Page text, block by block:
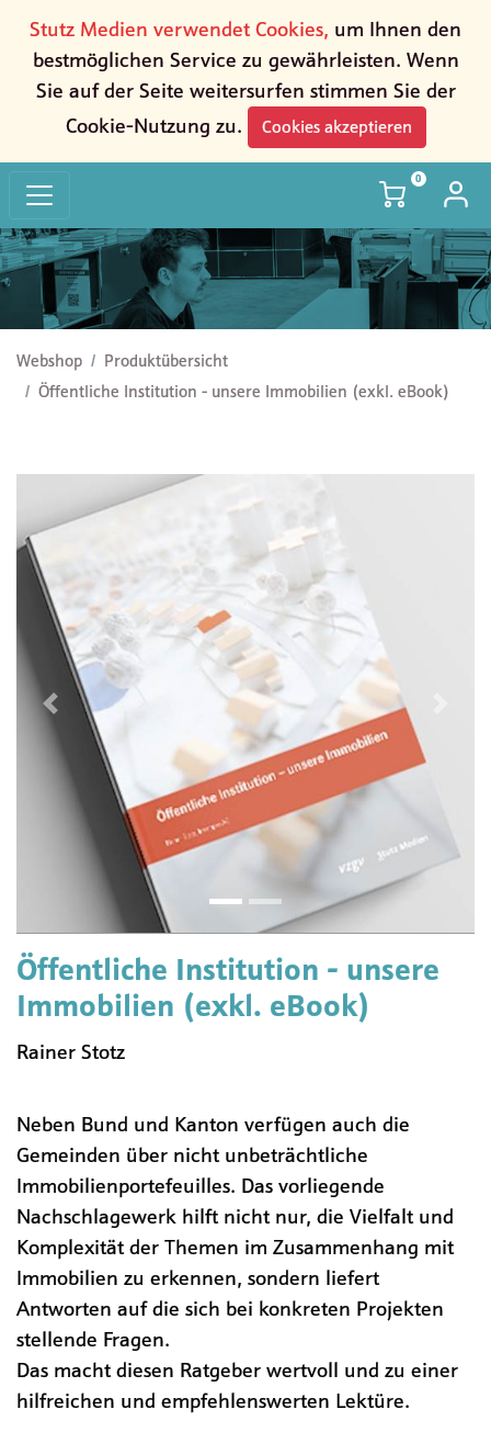
Stutz Medien verwendet Cookies, um Ihnen den
bestmöglichen Service zu gewährleisten. Wenn
Sie auf der Seite weitersurfen stimmen Sie der
Cookie-Nutzung zu.
Cookies akzeptieren
0
Webshop
Produktübersicht
Öffentliche Institution - unsere Immobilien (exkl. eBook)
Öffentliche Institution - unsere Immobilien (exkl. eBook)
Vorherige
Öffentliche Institution - unsere
Immobilien (exkl. eBook)
Rainer Stotz
Neben Bund und Kanton verfügen auch die
Gemeinden über nicht unbeträchtliche
Immobilienportefeuilles. Das vorliegende
Nachschlagewerk hilft nicht nur, die Vielfalt und
Komplexität der Themen im Zusammenhang mit
Immobilien zu erkennen, sondern liefert
Antworten auf die sich bei konkreten Projekten
stellende Fragen.
Das macht diesen Ratgeber wertvoll und zu einer
hilfreichen und empfehlenswerten Lektüre.